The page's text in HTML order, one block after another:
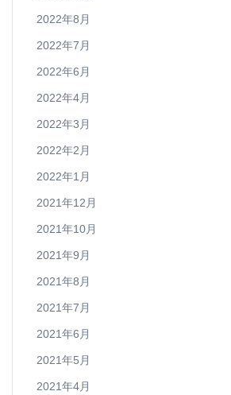
2022年8月
2022年7月
2022年6月
2022年4月
2022年3月
2022年2月
2022年1月
2021年12月
2021年10月
2021年9月
2021年8月
2021年7月
2021年6月
2021年5月
2021年4月